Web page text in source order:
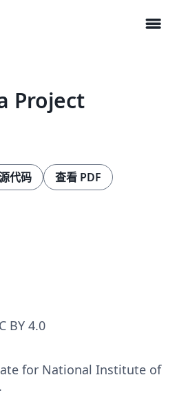
menu
Project
代码 查看 PDF
BY 4.0
for National Institute of